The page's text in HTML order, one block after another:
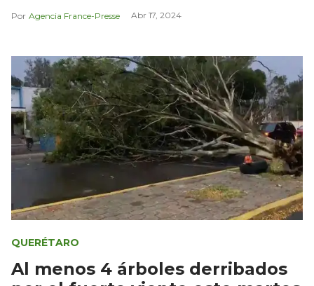
Agencia France-Presse Abr 17, 2024
QUERÉTARO
Al menos 4 árboles derribados